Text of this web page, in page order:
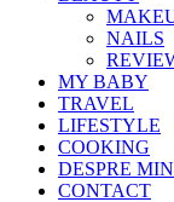
NAILS
MY BABY
TRAVEL
LIFESTYLE
COOKING
DESPRE
CONTACT